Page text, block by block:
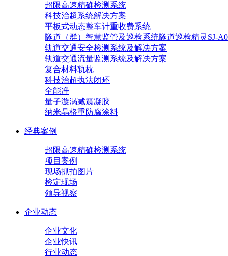
超限高速精确检测系统
科技治超系统解决方案
平板式动态整车计重收费系统
隧道（群）智慧监管及巡检系统隧道巡检精灵SJ-
轨道交通安全检测系统及解决方案
轨道交通流量监测系统及解决方案
复合材料轨枕
科技治超执法闭环
全能净
量子漩涡减震凝胶
纳米晶格重防腐涂料
经典案例
超限高速精确检测系统
项目案例
现场抓拍图片
检定现场
领导视察
企业动态
企业文化
企业快讯
行业动态